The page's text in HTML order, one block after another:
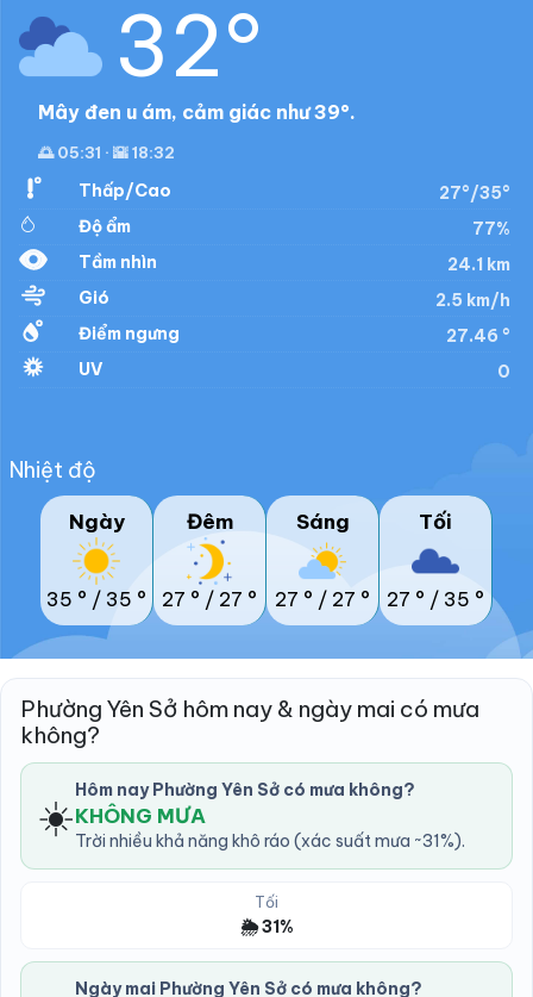
32°
Mây đen u ám, cảm giác như 39°.
🌅 05:31 · 🌇 18:32
Thấp/Cao
27°/35°
Độ ẩm
77%
Tầm nhìn
24.1 km
Gió
2.5 km/h
Điểm ngưng
27.46 °
UV
0
Nhiệt độ
Ngày
35 ° / 35 °
Đêm
27 ° / 27 °
Sáng
27 ° / 27 °
Tối
27 ° / 35 °
Phường Yên Sở hôm nay & ngày mai có mưa
không?
☀️ Hôm nay Phường Yên Sở có mưa không?
KHÔNG MƯA
Trời nhiều khả năng khô ráo (xác suất mưa ~31%).
Tối
🌦️ 31%
Ngày mai Phường Yên Sở có mưa không?